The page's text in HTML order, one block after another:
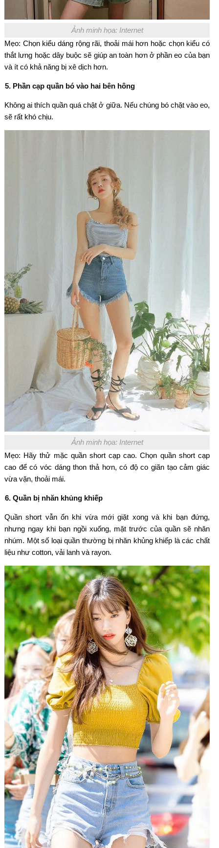
Ảnh minh họa: Internet
Mẹo: Chọn kiểu dáng rộng rãi, thoải mái hơn hoặc chọn kiểu có
thắt lưng hoặc dây buộc sẽ giúp an toàn hơn ở phần eo của bạn
và ít có khả năng bị xê dịch hơn.
5. Phần cạp quần bó vào hai bên hông
Không ai thích quần quá chật ở giữa. Nếu chúng bó chặt vào eo,
sẽ rất khó chịu.
Ảnh minh họa: Internet
Mẹo: Hãy thử mặc quần short cạp cao. Chọn quần short cạp
cao để có vóc dáng thon thả hơn, có độ co giãn tạo cảm giác
vừa vặn, thoải mái.
6. Quần bị nhăn khủng khiếp
Quần short vẫn ổn khi vừa mới giặt xong và khi bạn đứng,
nhưng ngay khi bạn ngồi xuống, mặt trước của quần sẽ nhăn
nhúm. Một số loại quần thường bị nhăn khủng khiếp là các chất
liệu như cotton, vải lanh và rayon.